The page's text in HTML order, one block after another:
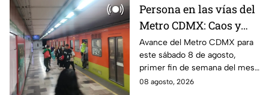
Persona en las vías del
Metro CDMX: Caos y
retrasos de más de 20
minutos en la Línea B
Avance del Metro CDMX para
este sábado 8 de agosto,
primer fin de semana del mes.
Retraso o cierre de estaciones
08 agosto, 2026